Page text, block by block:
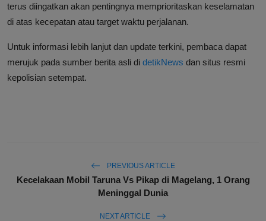
terus diingatkan akan pentingnya memprioritaskan keselamatan
di atas kecepatan atau target waktu perjalanan.
Untuk informasi lebih lanjut dan update terkini, pembaca dapat
merujuk pada sumber berita asli di detikNews dan situs resmi
kepolisian setempat.
PREVIOUS ARTICLE
Kecelakaan Mobil Taruna Vs Pikap di Magelang, 1 Orang
Meninggal Dunia
NEXT ARTICLE